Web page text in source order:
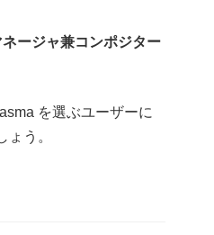
ージャ兼コンポジター
を選ぶユーザーに
ょう。